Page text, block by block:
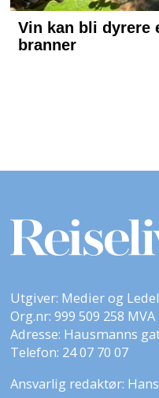
Utgiver: Medier og
Org.nr: 999 509 258 MVA
Adresse: Hausmanns
Telefon: 24 07 70 07
Ansvarlig redaktør: